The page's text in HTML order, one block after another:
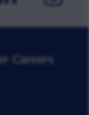
Careers